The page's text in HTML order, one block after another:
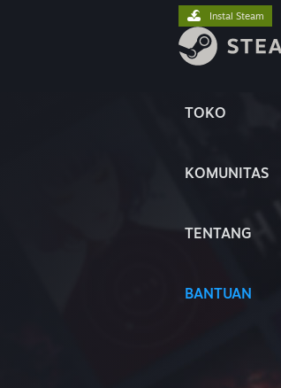
TOKO
KOMUNITAS
TENTANG
BANTUAN
Instal Steam